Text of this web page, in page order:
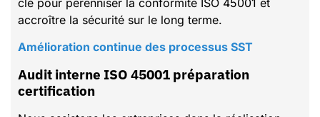
clé pour pérenniser la conformité ISO 45001 et
accroître la sécurité sur le long terme.
Amélioration continue des processus SST
Audit interne ISO 45001 préparation
certification